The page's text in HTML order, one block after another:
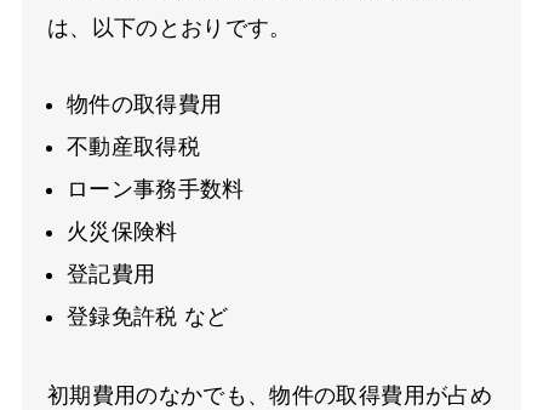
は、以下のとおりです。
物件の取得費用
不動産取得税
ローン事務手数料
火災保険料
登記費用
登録免許税 など
初期費用のなかでも、物件の取得費用が占め